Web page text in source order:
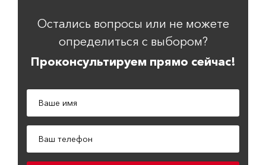
Остались вопросы или не можете
определиться с выбором?
Проконсультируем прямо сейчас!